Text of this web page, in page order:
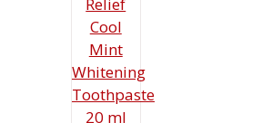
Cool
Mint
Whitening
Toothpaste
20 ml